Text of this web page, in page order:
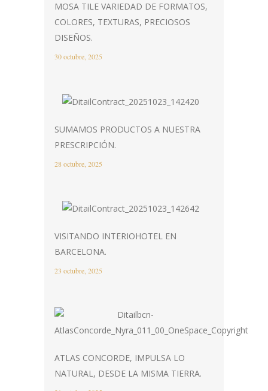
MOSA TILE VARIEDAD DE FORMATOS,
COLORES, TEXTURAS, PRECIOSOS
DISEÑOS.
30 octubre, 2025
SUMAMOS PRODUCTOS A NUESTRA
PRESCRIPCIÓN.
28 octubre, 2025
VISITANDO INTERIOHOTEL EN
BARCELONA.
23 octubre, 2025
ATLAS CONCORDE, IMPULSA LO
NATURAL, DESDE LA MISMA TIERRA.